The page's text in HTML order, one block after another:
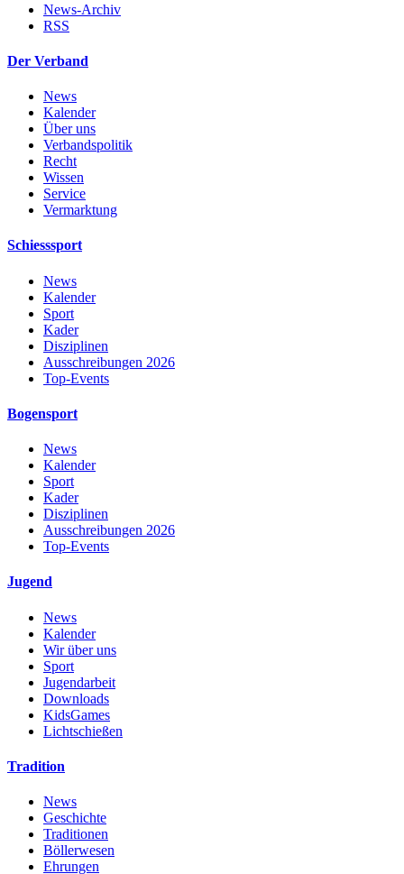
News-Archiv
RSS
Der Verband
News
Kalender
Über uns
Verbandspolitik
Recht
Wissen
Service
Vermarktung
Schiesssport
News
Kalender
Sport
Kader
Disziplinen
Ausschreibungen 2026
Top-Events
Bogensport
News
Kalender
Sport
Kader
Disziplinen
Ausschreibungen 2026
Top-Events
Jugend
News
Kalender
Wir über uns
Sport
Jugendarbeit
Downloads
KidsGames
Lichtschießen
Tradition
News
Geschichte
Traditionen
Böllerwesen
Ehrungen